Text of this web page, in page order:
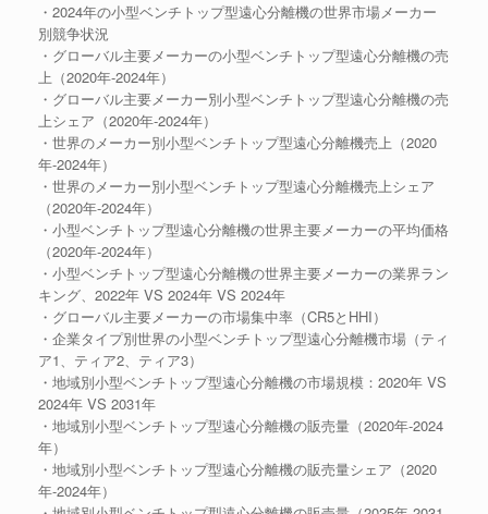
・2024年の小型ベンチトップ型遠心分離機の世界市場メーカー
別競争状況
・グローバル主要メーカーの小型ベンチトップ型遠心分離機の売
上（2020年-2024年）
・グローバル主要メーカー別小型ベンチトップ型遠心分離機の売
上シェア（2020年-2024年）
・世界のメーカー別小型ベンチトップ型遠心分離機売上（2020
年-2024年）
・世界のメーカー別小型ベンチトップ型遠心分離機売上シェア
（2020年-2024年）
・小型ベンチトップ型遠心分離機の世界主要メーカーの平均価格
（2020年-2024年）
・小型ベンチトップ型遠心分離機の世界主要メーカーの業界ラン
キング、2022年 VS 2024年 VS 2024年
・グローバル主要メーカーの市場集中率（CR5とHHI）
・企業タイプ別世界の小型ベンチトップ型遠心分離機市場（ティ
ア1、ティア2、ティア3）
・地域別小型ベンチトップ型遠心分離機の市場規模：2020年 VS
2024年 VS 2031年
・地域別小型ベンチトップ型遠心分離機の販売量（2020年-2024
年）
・地域別小型ベンチトップ型遠心分離機の販売量シェア（2020
年-2024年）